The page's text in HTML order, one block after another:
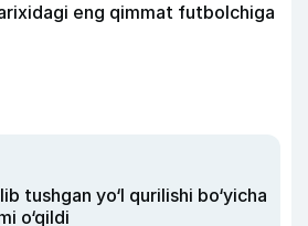
eng qimmat futbolchiga
tushgan yo‘l qurilishi bo‘yicha
o‘qildi